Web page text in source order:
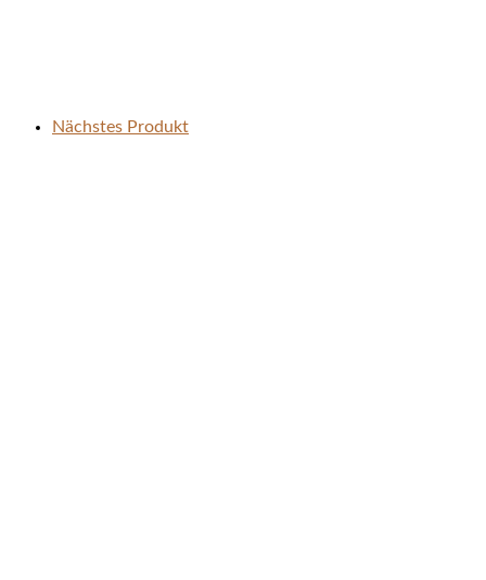
Nächstes Produkt